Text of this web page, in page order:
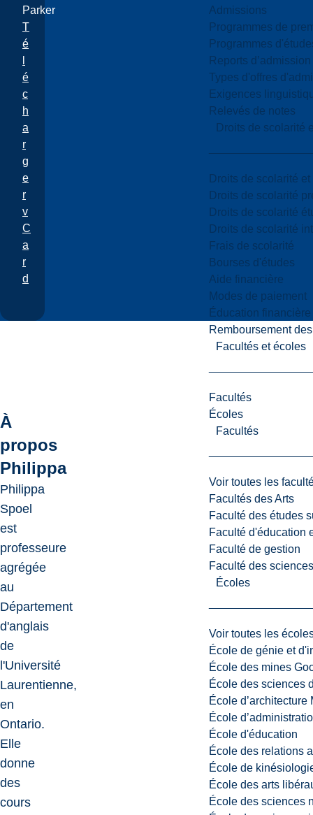
Admissions
Programmes de
Programmes
Reports d’admission
Types d'offres
Exigences
Relevés de notes
Droits de scolarité
Droits de scolarité
Droits de scolarité
Droits de scolarité
Droits de scolarité
Frais de scolarité
Bourses d'études
Aide financière
Modes de paiement
Éducation financière
Remboursement
Facultés et écoles
Facultés
Écoles
Facultés
Voir toutes les
Facultés des Arts
Faculté des études
Faculté d'éducation
Faculté de gestion
Faculté des
Écoles
Voir toutes les
École de génie et
École des mines
École des sciences
École d’architecture
École
École d'éducation
École des relations
École de
École des arts
École des sciences
Parker
T
é
é
c
h
a
r
g
e
r
v
C
a
r
d
À
propos
Philippa
Philippa
Spoel
est
professeure
agrégée
au
Département
d'anglais
de
l'Université
Laurentienne,
en
Ontario.
Elle
donne
des
cours